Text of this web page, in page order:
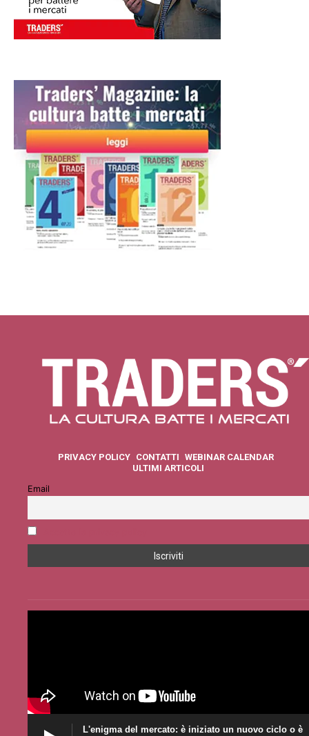
PRIVACY POLICY CONTATTI WEBINAR CALENDAR
ULTIMI ARTICOLI
Email
L'enigma del mercato: è iniziato un nuovo ciclo o è